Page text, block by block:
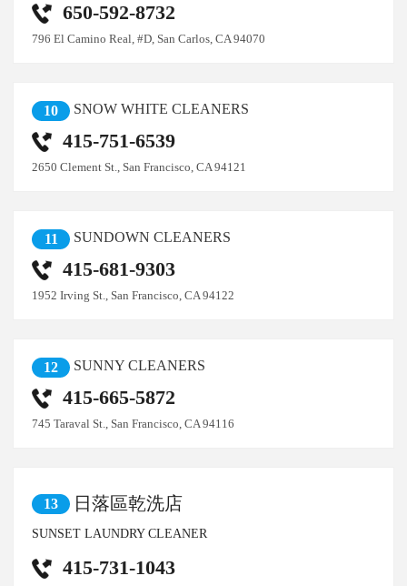
650-592-8732
796 El Camino Real, #D, San Carlos, CA 94070
10 SNOW WHITE CLEANERS
415-751-6539
2650 Clement St., San Francisco, CA 94121
11 SUNDOWN CLEANERS
415-681-9303
1952 Irving St., San Francisco, CA 94122
12 SUNNY CLEANERS
415-665-5872
745 Taraval St., San Francisco, CA 94116
13 日落區乾洗店
SUNSET LAUNDRY CLEANER
415-731-1043